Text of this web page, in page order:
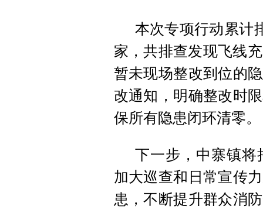
本次专项行动累计
家，共排查发现飞线
暂未现场整改到位的
改通知，明确整改时
保所有隐患闭环清零。
下一步，中寨镇将
加大巡查和日常宣传
患，不断提升群众消